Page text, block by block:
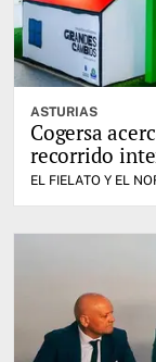
ASTURIAS
Cogersa
recorrido
EL FIELATO Y EL